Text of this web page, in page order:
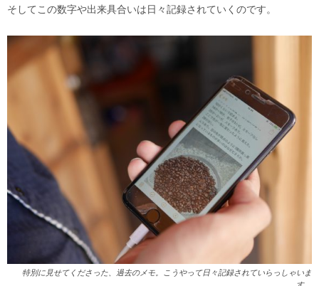
そしてこの数字や出来具合いは日々記録されていくのです。
特別に見せてくださった、過去のメモ。こうやって日々記録されていらっしゃいま